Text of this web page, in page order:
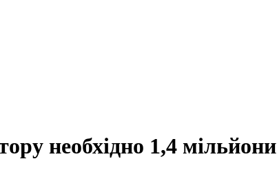
необхідно 1,4 мільйони